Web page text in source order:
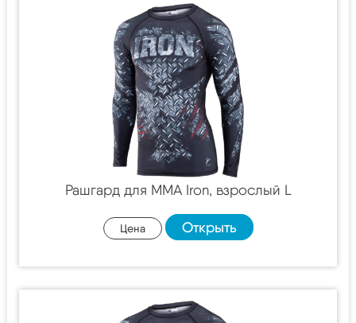
Рашгард для MMA Iron, взрослый L
Цена Открыть